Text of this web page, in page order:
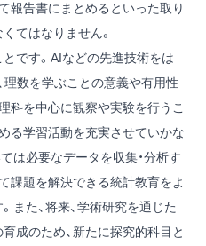
報告書にまとめるといった取り
てはなりません。
です。AIなどの先進技術をは
理数を学ぶことの意義や有用性
科を中心に観察や実験を行うこ
る学習活動を充実させていかな
は必要なデータを収集・分析す
課題を解決できる統計教育をよ
また、将来、学術研究を通じた
成のため、新たに探究的科目と